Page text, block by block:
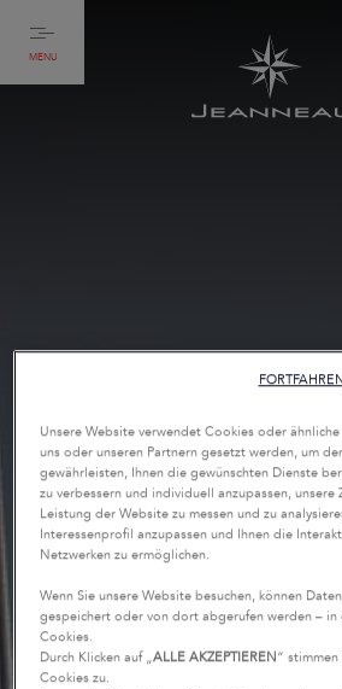
MENU
Unsere Website verwendet Cookies oder
uns oder unseren Partnern gesetzt werden, um
gewährleisten, Ihnen die gewünschten Dienste
zu verbessern und individuell anzupassen,
Leistung der Website zu messen und zu
Interessenprofil anzupassen und Ihnen die
Netzwerken zu ermöglichen.
Wenn Sie unsere Website besuchen, können
gespeichert oder von dort abgerufen werden – in
Cookies.
Durch Klicken auf „ALLE AKZEPTIEREN“
Cookies zu.